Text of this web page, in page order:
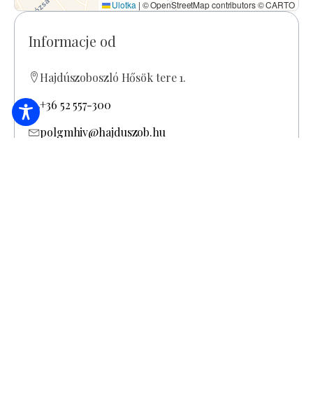
Ulotka | © OpenStreetMap contributors © CARTO
Informacje od
Hajdúszoboszló Hősök tere 1.
+36 52 557-300
polgmhiv@hajduszob.hu